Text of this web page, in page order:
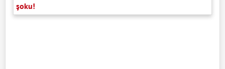
şoku!